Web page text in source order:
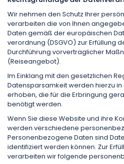
Wir nehmen den Schutz Ihrer
verarbeiten die von Ihnen
Daten gemäß der europäischen
verordnung (DSGVO) zur Erfüllung
Durchführung vorvertraglicher
(Reise­angebot).
Im Einklang mit den gesetzlichen
Datensparsamkeit werden hierzu
erhoben, die für die Erbringung
benötigt werden.
Wenn Sie diese Website und ihre
werden verschiedene
Personenbezogene Daten sind
identifiziert werden können. Zur
verarbeiten wir folgende